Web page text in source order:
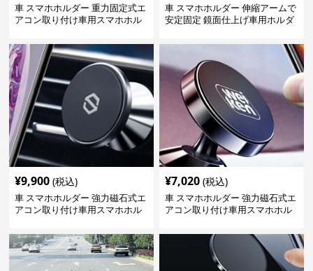
車 スマホホルダー 重力固定式エ
アコン取り付け車用スマホホル
車 スマホホルダー 伸縮アームで
安定固定 鏡面仕上げ車用ホルダ
¥9,900 (税込)
車 スマホホルダー 強力磁石式エ
アコン取り付け車用スマホホル
¥7,020 (税込)
車 スマホホルダー 強力磁石式エ
アコン取り付け車用スマホホル